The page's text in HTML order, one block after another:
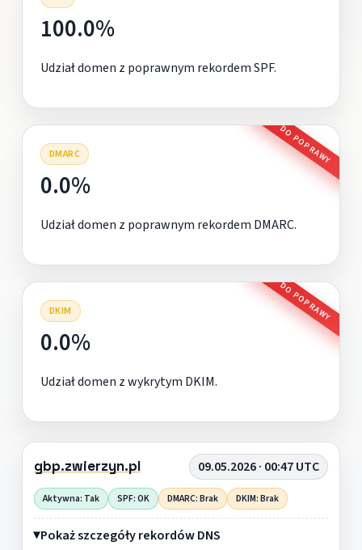
100.0%
Udział domen z poprawnym rekordem SPF.
DMARC DO POPRAWY
0.0%
Udział domen z poprawnym rekordem DMARC.
DKIM DO POPRAWY
0.0%
Udział domen z wykrytym DKIM.
gbp.zwierzyn.pl 09.05.2026 · 00:47 UTC
Aktywna: Tak SPF: OK DMARC: Brak DKIM: Brak
Pokaż szczegóły rekordów DNS